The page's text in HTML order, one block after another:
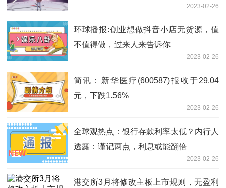
2023-02-26
环球播报:创业想做抖音小店无货源，值
不值得做，过来人来告诉你
2023-02-26
简讯：新华医疗(600587)报收于29.04
元，下跌1.56%
2023-02-26
全球观热点：银行存款利率太低？内行人
透露：谨记两点，利息或能翻倍
2023-02-26
港交所3月将修改主板上市规则，无盈利